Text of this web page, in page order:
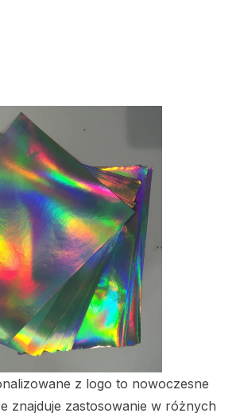
z logo to nowoczesne
znajduje zastosowanie w różnych